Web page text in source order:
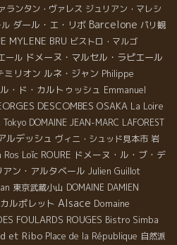
ランタン・ヴァレス ジュリアン・マレシ
ダール・エ・リボ Barcelone パリ観
MYLENE BRU ビストロ・マルゴ
ール ドメーヌ・マルセル・ラピエール
ミリオン ルネ・ジャン Philippe
・ド・カルトゥッシュ Emmanuel
DESCOMBES OSAKA La Loire
DOMAINE JEAN-MARC LAFOREST
ルデッシュ ヴィニ・シュッド見本市 岩
Ros Loïc ROURE ドメーヌ・ル・ブ・デ
アン・アルタベール Julien Guillot
東京武蔵小山 DOMAINE DAMIEN
ルポレット Alsace Domaine
FOULARDS ROUGES Bistro Simba
et Ribo Place de la République 自然派